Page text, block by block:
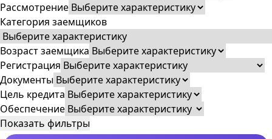
Рассмотрение
Категория заемщиков
Возраст заемщика
Регистрация
Документы
Цель кредита
Обеспечение
Показать фильтры